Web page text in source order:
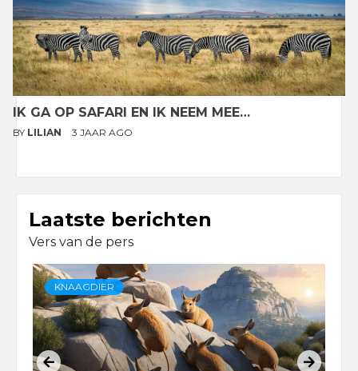
IK GA OP SAFARI EN IK NEEM MEE…
BY LILIAN 3 JAAR AGO
Laatste berichten
Vers van de pers
KNAAGDIER